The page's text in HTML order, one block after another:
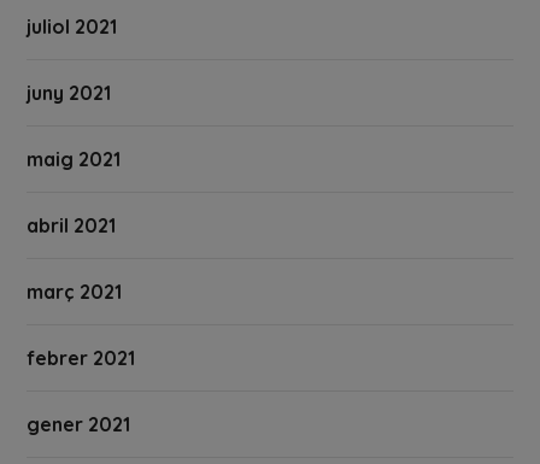
juliol 2021
juny 2021
maig 2021
abril 2021
març 2021
febrer 2021
gener 2021